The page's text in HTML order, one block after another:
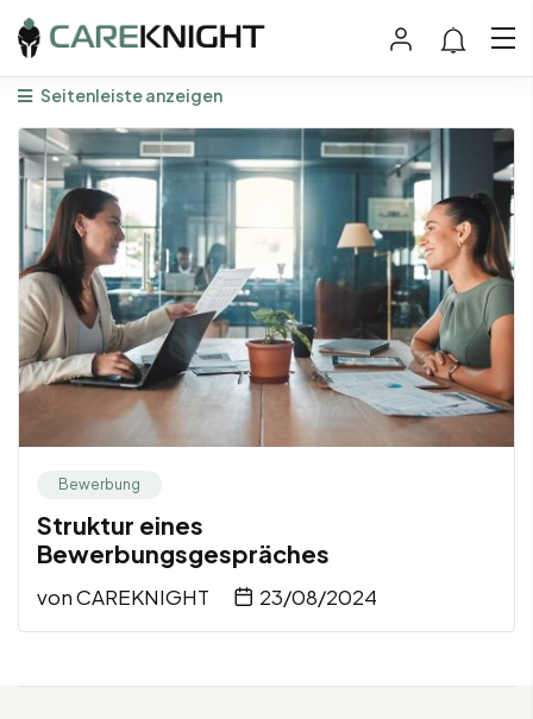
Seitenleiste anzeigen
Bewerbung
Struktur eines
Bewerbungsgespräches
vonCAREKNIGHT 23/08/2024